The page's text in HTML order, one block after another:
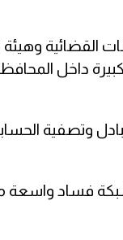
وهيئة
داخل
وتصفية
فساد واسعة